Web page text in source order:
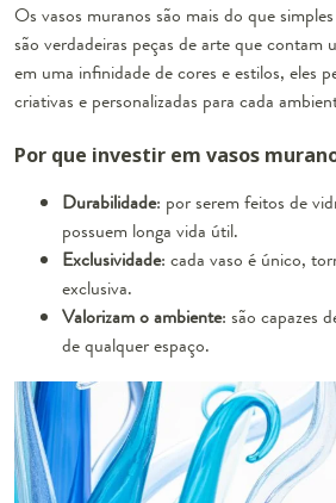
Os vasos muranos são mais do que
são verdadeiras peças de arte que contam
em uma infinidade de cores e estilos, eles
criativas e personalizadas para cada
Por que investir em vasos
Durabilidade: por serem feitos de
possuem longa vida útil.
Exclusividade: cada vaso é único,
exclusiva.
Valorizam o ambiente: são capazes
de qualquer espaço.